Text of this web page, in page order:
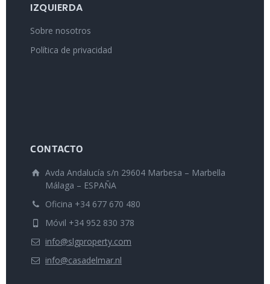
IZQUIERDA
Sobre nosotros
Política de privacidad
CONTACTO
Avda Andalucía s/n 29604 Marbesa – Marbella
Málaga – ESPAÑA
Oficina +34 677 670 480
Móvil +34 952 830 378
info@slgproperty.com
info@casadelmar.nl